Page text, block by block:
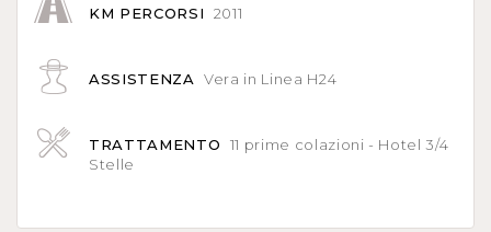
KM PERCORSI 2011
ASSISTENZA Vera in Linea H24
TRATTAMENTO
11 prime colazioni - Hotel 3/4
Stelle